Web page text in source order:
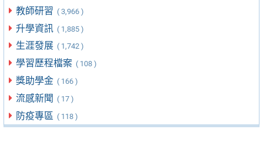
教師研習 ( 3,966 )
升學資訊 ( 1,885 )
生涯發展 ( 1,742 )
學習歷程檔案 ( 108 )
獎助學金 ( 166 )
流感新聞 ( 17 )
防疫專區 ( 118 )